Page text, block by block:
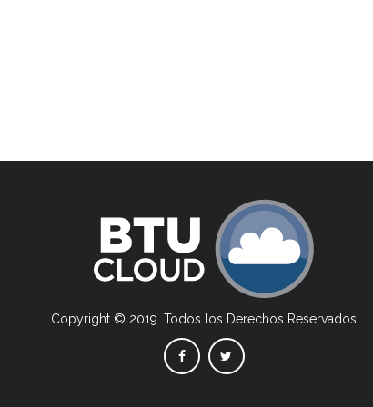
Copyright © 2019. Todos los Derechos Reservados